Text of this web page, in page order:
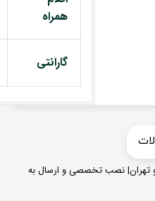
همراه
گارانتی
و تهران| نصب تخصصی و ارسال به